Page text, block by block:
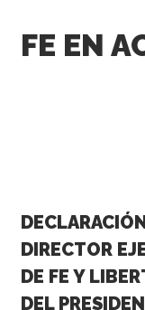
FE EN
DIRECTOR
DE FE Y
DEL